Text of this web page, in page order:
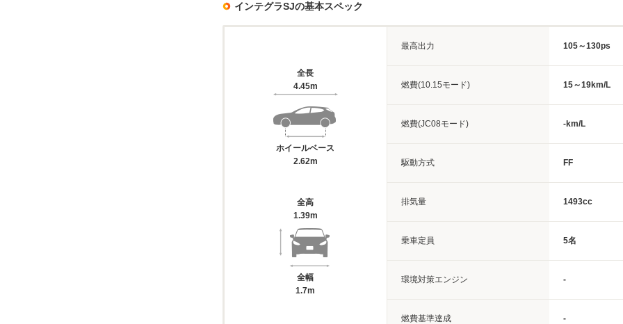
インテグラSJの基本スペック
全長
4.45m
ホイールベース
2.62m
全高
1.39m
全幅
1.7m
最高出力 105～130ps
燃費(10.15モード) 15～19km/L
燃費(JC08モード) -km/L
駆動方式 FF
排気量 1493cc
乗車定員 5名
環境対策エンジン -
燃費基準達成 -